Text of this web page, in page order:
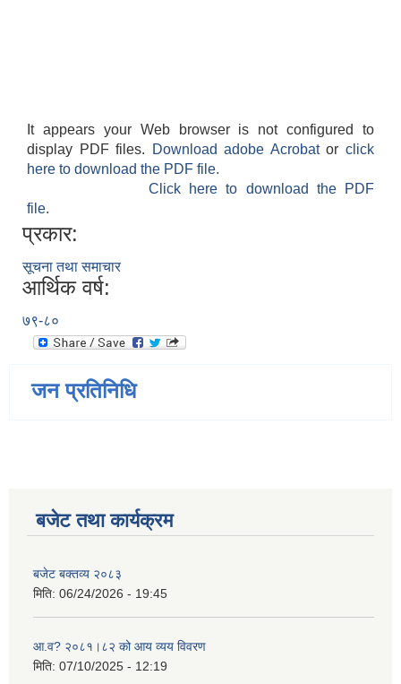
It appears your Web browser is not configured to
display PDF files.
Download adobe Acrobatorclick
here to download the PDF file.
Click here to download the PDF
file.
प्रकार:
सूचना तथा समाचार
आर्थिक वर्ष:
७९-८०
जन प्रतिनिधि
बजेट तथा कार्यक्रम
बजेट बक्तव्य २०८३
मिति: 06/24/2026 - 19:45
आ.व? २०८१।८२ को आय व्यय विवरण
मिति: 07/10/2025 - 12:19